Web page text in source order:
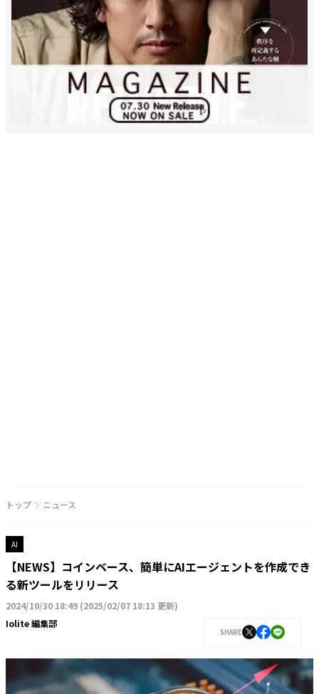
トップ ニュース
AI
【NEWS】コインベース、簡単にAIエージェントを作成でき
る新ツールをリリース
2024/10/30 18:49 (2025/02/07 18:13 更新)
Iolite 編集部
SHARE